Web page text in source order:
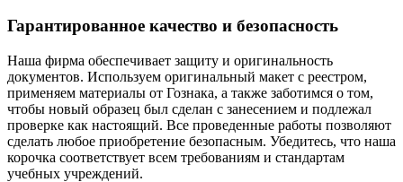
Гарантированное качество и безопасность
Наша фирма обеспечивает защиту и оригинальность
документов. Используем оригинальный макет с реестром,
применяем материалы от Гознака, а также заботимся о том,
чтобы новый образец был сделан с занесением и подлежал
проверке как настоящий. Все проведенные работы позволяют
сделать любое приобретение безопасным. Убедитесь, что наша
корочка соответствует всем требованиям и стандартам
учебных учреждений.